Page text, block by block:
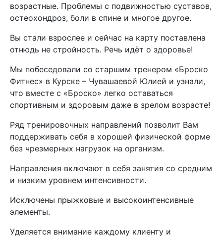
возрастные. Проблемы с подвижностью суставов,
остеохондроз, боли в спине и многое другое.
Вы стали взрослее и сейчас на карту поставлена
отнюдь не стройность. Речь идёт о здоровье!
Мы побеседовали со старшим тренером «Броско
Фитнес» в Курске – Чувашаевой Юлией и узнали,
что вместе с «Броско» легко оставаться
спортивным и здоровым даже в зрелом возрасте!
Ряд тренировочных направлений позволит Вам
поддерживать себя в хорошей физической форме
без чрезмерных нагрузок на организм.
Направления включают в себя занятия со средним
и низким уровнем интенсивности.
Исключены прыжковые и высокоинтенсивные
элементы.
Уделяется внимание каждому клиенту и